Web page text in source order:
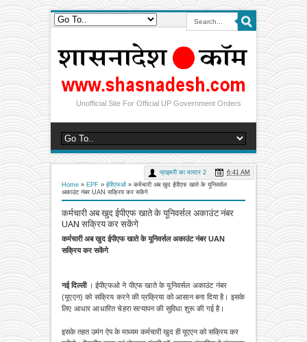
Unofficial Site For Official UP Government Orders
Home » EPF » ईपीएफओ » कर्मचारी अब खुद ईपीएफ खाते के यूनिवर्सल
अकाउंट नंबर UAN सक्रिय कर सकेंगे
कर्मचारी अब खुद ईपीएफ खाते के यूनिवर्सल अकाउंट नंबर
UAN सक्रिय कर सकेंगे
प्राइमरी का मास्टर 2 6:41 AM
कर्मचारी अब खुद ईपीएफ खाते के यूनिवर्सल अकाउंट नंबर UAN
सक्रिय कर सकेंगे
नई दिल्ली। ईपीएफओ ने पीएफ खाते के यूनिवर्सल अकाउंट नंबर
(यूएएन) को सक्रिय करने की प्रक्रिया को आसान बना दिया है। इसके
लिए आधार आधारित चेहरा सत्यापन की सुविधा शुरू की गई है।
इसके तहत उमंग ऐप के माध्यम कर्मचारी खुद ही यूएएन को सक्रिय कर